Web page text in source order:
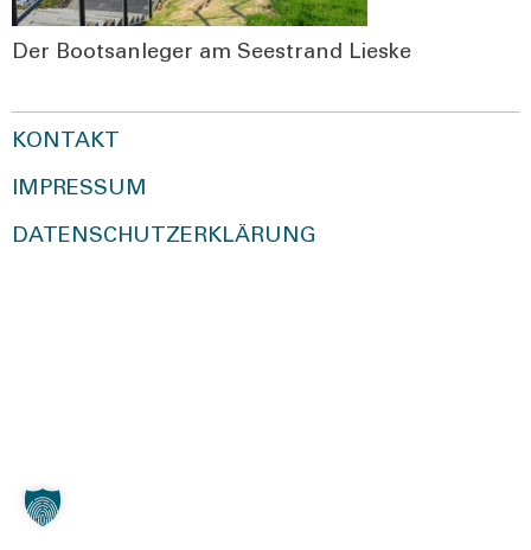
Der Boots­an­le­ger am See­strand Lies­ke
KONTAKT
IMPRESSUM
DATENSCHUTZERKLÄRUNG